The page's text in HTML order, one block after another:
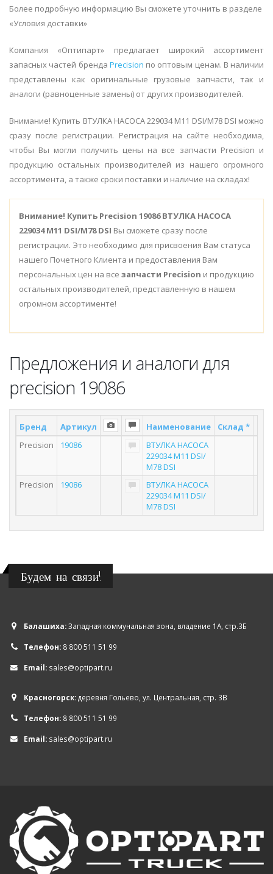
Более подробную информацию Вы сможете уточнить в разделе
«Условия доставки»
Компания «Оптипарт» предлагает широкий ассортимент
запасных частей бренда Precision по оптовым ценам. В наличии
представлены как оригинальные грузовые запчасти, так и
аналоги (равноценные замены) от других производителей.
Внимание! Купить ВТУЛКА НАСОСА 229034 M11 DSI/M78 DSI можно
сразу после регистрации. Регистрация на сайте необходима,
чтобы Вы могли получить цены на все запчасти Precision и
продукцию остальных производителей из нашего огромного
ассортимента, а также сроки поставки и наличие на складах!
Внимание! Купить Precision 19086 ВТУЛКА НАСОСА
229034 M11 DSI/M78 DSI Вы сможете сразу после
регистрации. Это необходимо для присвоения Вам статуса
нашего Почетного Клиента и предоставления Вам
персональных цен на все запчасти Precision и продукцию
остальных производителей, представленную в нашем
огромном ассортименте!
Предложения и аналоги для
precision 19086
Бренд Артикул Наименование Склад *
Precision
19086
ВТУЛКА НАСОСА
229034 M11 DSI/
M78 DSI
Precision
19086
ВТУЛКА НАСОСА
229034 M11 DSI/
M78 DSI
Будем на связи!
Балашиха:Западная коммунальная зона, владение 1А, стр.3Б
Телефон: 8 800 511 51 99
Email: sales@optipart.ru
Красногорск:деревня Гольево, ул. Центральная, стр. 3В
Телефон: 8 800 511 51 99
Email: sales@optipart.ru